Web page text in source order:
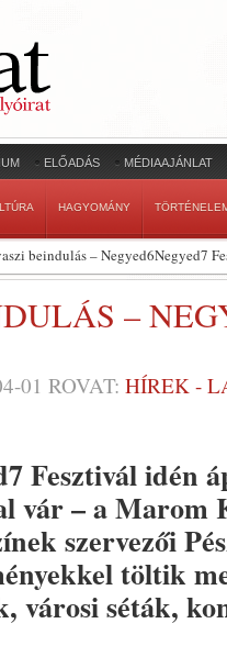
ELŐADÁS MÉDIAAJÁNLAT
HAGYOMÁNY
beindulás – Negyed6Negyed7
–
01 ROVAT: HÍREK -
Fesztivál idén
vár – a Marom
szervezői
töltik
városi séták,